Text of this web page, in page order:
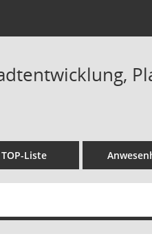
TOP-Liste